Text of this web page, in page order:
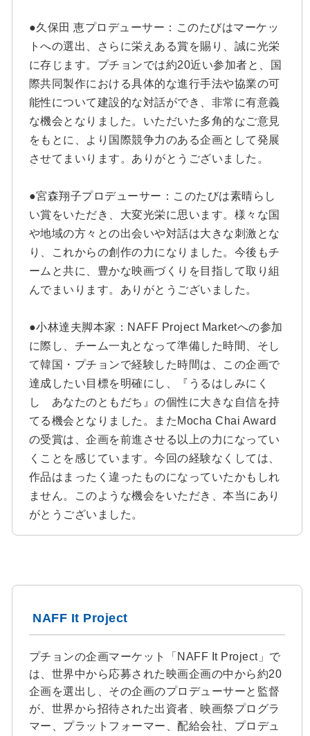
●久保田 恵プロデューサー：このたびはマーケッ
トへの選出、さらに栄えある賞を賜り、誠に光栄
に存じます。プチョンでは約20近い参加者と、国
際共同製作における具体的な進行手法や協業の可
能性について建設的な対話ができ、非常に有意義
な機会となりました。いただいた多角的なご意見
をもとに、より国際競争力のある企画として発展
させてまいります。ありがとうございました。
●宮森翔子プロデューサー：このたびは素晴らし
い賞をいただき、大変光栄に思います。様々な国
や地域の方々との出会いや対話は大きな刺激とな
り、これからの創作の力になりました。今後もチ
ームと共に、豊かな映画づくりを目指して取り組
んでまいります。ありがとうございました。
●小林達夫脚本家：NAFF Project Marketへの参加
に際し、チーム一丸となって準備した時間、そし
て韓国・プチョンで経験した時間は、この企画で
達成したい目標を明確にし、『うるはしみにく
し あなたのともだち』の個性に大きな自信を持
てる機会となりました。またMocha Chai Award
の受賞は、企画を前進させる以上の力になってい
くことを感じています。今回の経験なくしては、
作品はまったく違ったものになっていたかもしれ
ません。このような機会をいただき、本当にあり
がとうございました。
NAFF It Project
プチョンの企画マーケット「NAFF It Project」で
は、世界中から応募された映画企画の中から約20
企画を選出し、その企画のプロデューサーと監督
が、世界から招待された出資者、映画祭プログラ
マー、プラットフォーマー、配給会社、プロデュ